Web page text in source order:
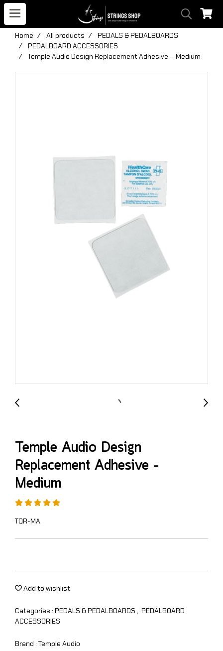
Home All products
PEDALS & PEDALBOARDS
PEDALBOARD ACCESSORIES
Temple Audio Design Replacement Adhesive – Medium
Temple Audio Design
Replacement Adhesive –
Medium
TQR-MA
Add to wishlist
Categories : PEDALS & PEDALBOARDS , PEDALBOARD
ACCESSORIES
Brand : Temple Audio